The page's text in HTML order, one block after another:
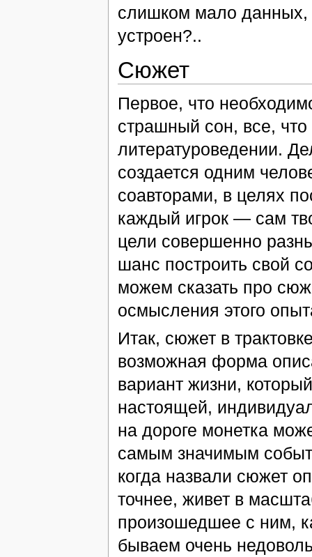
слишком мало данных,
устроен?..
Сюжет
Первое, что
страшный сон, все,
литературоведении.
создается одним
соавторами, в целях
каждый игрок — сам
цели совершенно
шанс построить свой
можем сказать про
осмысления этого
Итак, сюжет в
возможная форма
вариант жизни,
настоящей,
на дороге монетка
самым значимым
когда назвали сюжет
точнее, живет в
произошедшее с ним,
бываем очень